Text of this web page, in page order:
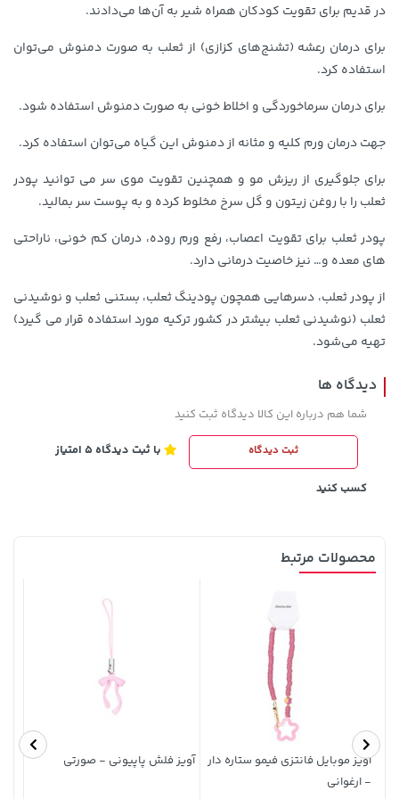
2,729,000 تومان خرید 22,880,000 تومان خرید
100,080,000 تومان
در قدیم برای تقویت کودکان همراه شیر به آن‌ها می‌دادند.
برای درمان رعشه (تشنج‌های کزازی) از ثعلب به صورت دمنوش می‌توان
استفاده کرد.
برای درمان سرماخوردگی و اخلاط خونی به صورت دمنوش استفاده شود.
جهت درمان ورم کلیه و مثانه از دمنوش این گیاه می‌توان استفاده کرد.
برای جلوگیری از ریزش مو و همچنین تقویت موی سر می توانید پودر
ثعلب را با روغن زیتون و گل سرخ مخلوط کرده و به پوست سر بمالید.
پودر ثعلب برای تقویت اعصاب، رفع ورم روده، درمان کم خونی، ناراحتی
های معده و… نیز خاصیت درمانی دارد.
از پودر ثعلب، دسرهایی همچون پودینگ ثعلب، بستنی ثعلب و نوشیدنی
ثعلب (نوشیدنی ثعلب بیشتر در کشور ترکیه مورد استفاده قرار می گیرد)
تهیه می‌شود.
دیدگاه ها
شما هم درباره این کالا دیدگاه ثبت کنید
ثبت دیدگاه با ثبت دیدگاه 5 امتیاز
کسب کنید
محصولات مرتبط
آویز موبایل فانتزی فیمو ستاره دار
- ارغوانی
آویز فلش پاپیونی - صورتی